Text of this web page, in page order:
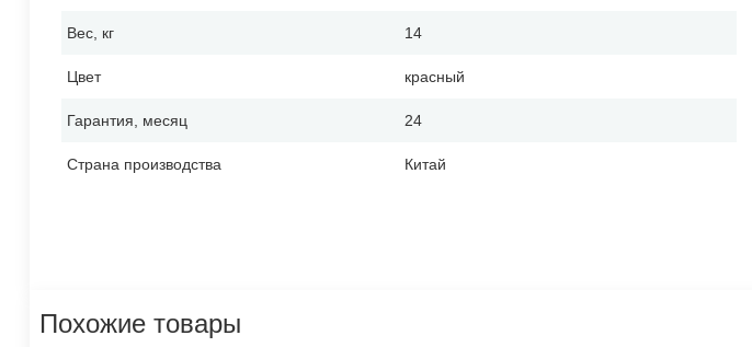
Вес, кг 14
Цвет красный
Гарантия, месяц 24
Страна производства Китай
Похожие товары